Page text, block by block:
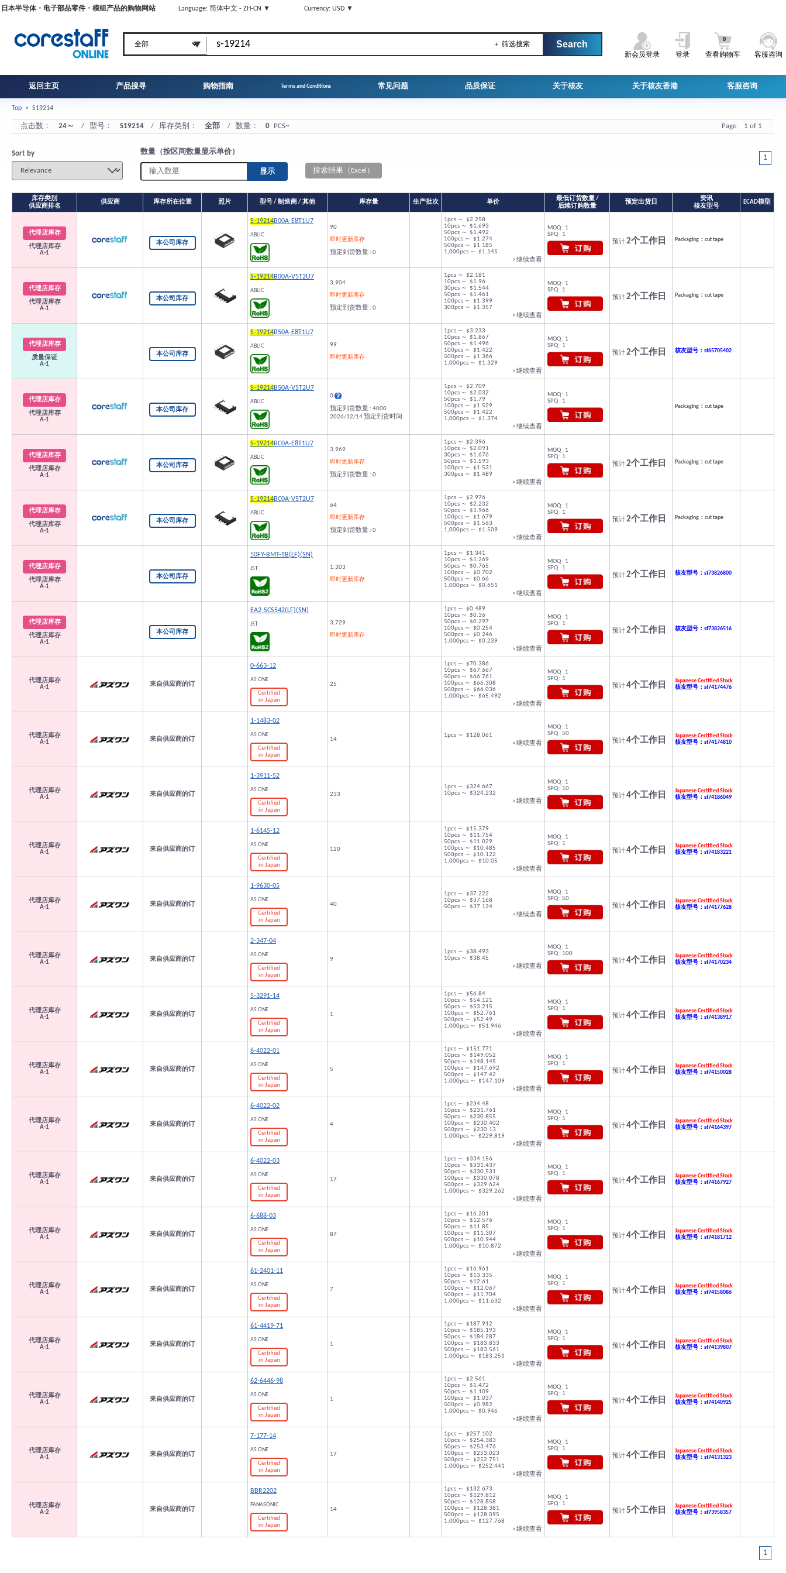
日本半导体・电子部品零件・模组产品的购物网站 Language: 简体中文 - ZH-CN ▼ Currency: USD ▼
＋ 筛选搜索
新会员登录 登录 查看购物车
0
客服咨询
返回主页 产品搜寻 购物指南 Terms and Conditions 常见问题 品质保证 关于核友 关于核友香港 客服咨询
Top > S19214
点击数： 24～ / 型号： S19214 / 库存类别： 全部 / 数量： 0 PCS~ Page 1 of 1
Sort by 数量（按区间数量显示单价）
搜索结果（Excel）
1
库存类别
供应商排名
供应商 库存所在位置 照片 型号 / 制造商 / 其他 库存量 生产批次 单价
最低订货数量 /
后续订购数量
预定出货日
资讯
核友型号
ECAD模型
代理店库存
代理店库存
A-1
本公司库存
S-19214B00A-E8T1U7
ABLIC
90
即时更新库存
预定到货数量 : 0
1pcs ～ $2.258
10pcs ～ $1.693
50pcs ～ $1.492
100pcs ～ $1.274
500pcs ～ $1.185
1,000pcs ～ $1.145
> 继续查看
MOQ : 1
SPQ : 1
预计2个工作日 Packaging：cut tape
代理店库存
代理店库存
A-1
本公司库存
S-19214B00A-V5T2U7
ABLIC
3,904
即时更新库存
预定到货数量 : 0
1pcs ～ $2.181
10pcs ～ $1.96
30pcs ～ $1.544
50pcs ～ $1.461
100pcs ～ $1.399
300pcs ～ $1.357
> 继续查看
MOQ : 1
SPQ : 1
预计2个工作日 Packaging：cut tape
代理店库存
质量保证
A-1
本公司库存
S-19214B50A-E8T1U7
ABLIC
99
即时更新库存
1pcs ～ $3.233
10pcs ～ $1.867
50pcs ～ $1.496
100pcs ～ $1.422
500pcs ～ $1.366
1,000pcs ～ $1.329
> 继续查看
MOQ : 1
SPQ : 1
预计2个工作日 核友型号：st65705402
代理店库存
代理店库存
A-1
本公司库存
S-19214B50A-V5T2U7
ABLIC
0
预定到货数量 : 4000
2026/12/14 预定到货时间
1pcs ～ $2.709
10pcs ～ $2.032
50pcs ～ $1.79
100pcs ～ $1.529
500pcs ～ $1.422
1,000pcs ～ $1.374
> 继续查看
MOQ : 1
SPQ : 1
Packaging：cut tape
代理店库存
代理店库存
A-1
本公司库存
S-19214BC0A-E8T1U7
ABLIC
3,969
即时更新库存
预定到货数量 : 0
1pcs ～ $2.396
10pcs ～ $2.091
30pcs ～ $1.676
50pcs ～ $1.593
100pcs ～ $1.531
300pcs ～ $1.489
> 继续查看
MOQ : 1
SPQ : 1
预计2个工作日 Packaging：cut tape
代理店库存
代理店库存
A-1
本公司库存
S-19214BC0A-V5T2U7
ABLIC
64
即时更新库存
预定到货数量 : 0
1pcs ～ $2.976
10pcs ～ $2.232
50pcs ～ $1.966
100pcs ～ $1.679
500pcs ～ $1.563
1,000pcs ～ $1.509
> 继续查看
MOQ : 1
SPQ : 1
预计2个工作日 Packaging：cut tape
代理店库存
代理店库存
A-1
本公司库存
50FY-BMT-TB(LF)(SN)
JST
1,303
即时更新库存
1pcs ～ $1.341
10pcs ～ $1.269
50pcs ～ $0.765
100pcs ～ $0.702
500pcs ～ $0.66
1,000pcs ～ $0.651
> 继续查看
MOQ : 1
SPQ : 1
预计2个工作日 核友型号：st73826800
代理店库存
代理店库存
A-1
本公司库存
EA2-SCS542(LF)(SN)
JST
3,729
即时更新库存
1pcs ～ $0.489
10pcs ～ $0.36
50pcs ～ $0.297
100pcs ～ $0.254
500pcs ～ $0.246
1,000pcs ～ $0.239
> 继续查看
MOQ : 1
SPQ : 1
预计2个工作日 核友型号：st73826516
代理店库存
A-1
来自供应商的订
0-663-12
AS ONE
Certified
in Japan
25
1pcs ～ $70.386
10pcs ～ $67.667
50pcs ～ $66.761
100pcs ～ $66.308
500pcs ～ $66.036
1,000pcs ～ $65.492
> 继续查看
MOQ : 1
SPQ : 1
预计4个工作日
Japanese Certified Stock
核友型号：st74174476
代理店库存
A-1
来自供应商的订
1-1483-02
AS ONE
Certified
in Japan
14
1pcs ～ $128.061
> 继续查看
MOQ : 1
SPQ : 50
预计4个工作日
Japanese Certified Stock
核友型号：st74174810
代理店库存
A-1
来自供应商的订
1-3911-52
AS ONE
Certified
in Japan
233
1pcs ～ $324.667
10pcs ～ $324.232
> 继续查看
MOQ : 1
SPQ : 10
预计4个工作日
Japanese Certified Stock
核友型号：st74186049
代理店库存
A-1
来自供应商的订
1-6145-12
AS ONE
Certified
in Japan
120
1pcs ～ $15.379
10pcs ～ $11.754
50pcs ～ $11.029
100pcs ～ $10.485
500pcs ～ $10.122
1,000pcs ～ $10.05
> 继续查看
MOQ : 1
SPQ : 1
预计4个工作日
Japanese Certified Stock
核友型号：st74183221
代理店库存
A-1
来自供应商的订
1-9630-05
AS ONE
Certified
in Japan
40
1pcs ～ $37.222
10pcs ～ $37.168
50pcs ～ $37.124
> 继续查看
MOQ : 1
SPQ : 50
预计4个工作日
Japanese Certified Stock
核友型号：st74177628
代理店库存
A-1
来自供应商的订
2-347-04
AS ONE
Certified
in Japan
9
1pcs ～ $38.493
10pcs ～ $38.45
> 继续查看
MOQ : 1
SPQ : 100
预计4个工作日
Japanese Certified Stock
核友型号：st74170234
代理店库存
A-1
来自供应商的订
5-3291-14
AS ONE
Certified
in Japan
1
1pcs ～ $56.84
10pcs ～ $54.121
50pcs ～ $53.215
100pcs ～ $52.761
500pcs ～ $52.49
1,000pcs ～ $51.946
> 继续查看
MOQ : 1
SPQ : 1
预计4个工作日
Japanese Certified Stock
核友型号：st74138917
代理店库存
A-1
来自供应商的订
6-4022-01
AS ONE
Certified
in Japan
5
1pcs ～ $151.771
10pcs ～ $149.052
50pcs ～ $148.145
100pcs ～ $147.692
500pcs ～ $147.42
1,000pcs ～ $147.109
> 继续查看
MOQ : 1
SPQ : 1
预计4个工作日
Japanese Certified Stock
核友型号：st74150028
代理店库存
A-1
来自供应商的订
6-4022-02
AS ONE
Certified
in Japan
4
1pcs ～ $234.48
10pcs ～ $231.761
50pcs ～ $230.855
100pcs ～ $230.402
500pcs ～ $230.13
1,000pcs ～ $229.819
> 继续查看
MOQ : 1
SPQ : 1
预计4个工作日
Japanese Certified Stock
核友型号：st74164397
代理店库存
A-1
来自供应商的订
6-4022-03
AS ONE
Certified
in Japan
17
1pcs ～ $334.156
10pcs ～ $331.437
50pcs ～ $330.531
100pcs ～ $330.078
500pcs ～ $329.624
1,000pcs ～ $329.262
> 继续查看
MOQ : 1
SPQ : 1
预计4个工作日
Japanese Certified Stock
核友型号：st74167927
代理店库存
A-1
来自供应商的订
6-688-03
AS ONE
Certified
in Japan
87
1pcs ～ $16.201
10pcs ～ $12.576
50pcs ～ $11.85
100pcs ～ $11.307
500pcs ～ $10.944
1,000pcs ～ $10.872
> 继续查看
MOQ : 1
SPQ : 1
预计4个工作日
Japanese Certified Stock
核友型号：st74181712
代理店库存
A-1
来自供应商的订
61-2401-11
AS ONE
Certified
in Japan
7
1pcs ～ $16.961
10pcs ～ $13.335
50pcs ～ $12.61
100pcs ～ $12.067
500pcs ～ $11.704
1,000pcs ～ $11.632
> 继续查看
MOQ : 1
SPQ : 1
预计4个工作日
Japanese Certified Stock
核友型号：st74158086
代理店库存
A-1
来自供应商的订
61-4419-71
AS ONE
Certified
in Japan
1
1pcs ～ $187.912
10pcs ～ $185.193
50pcs ～ $184.287
100pcs ～ $183.833
500pcs ～ $183.561
1,000pcs ～ $183.251
> 继续查看
MOQ : 1
SPQ : 1
预计4个工作日
Japanese Certified Stock
核友型号：st74139807
代理店库存
A-1
来自供应商的订
62-6446-98
AS ONE
Certified
in Japan
1
1pcs ～ $2.561
10pcs ～ $1.472
50pcs ～ $1.109
100pcs ～ $1.037
500pcs ～ $0.982
1,000pcs ～ $0.946
> 继续查看
MOQ : 1
SPQ : 1
预计4个工作日
Japanese Certified Stock
核友型号：st74140925
代理店库存
A-1
来自供应商的订
7-177-14
AS ONE
Certified
in Japan
17
1pcs ～ $257.102
10pcs ～ $254.383
50pcs ～ $253.476
100pcs ～ $253.023
500pcs ～ $252.751
1,000pcs ～ $252.441
> 继续查看
MOQ : 1
SPQ : 1
预计4个工作日
Japanese Certified Stock
核友型号：st74131323
代理店库存
A-2
来自供应商的订
BBR2202
PANASONIC
Certified
in Japan
14
1pcs ～ $132.673
10pcs ～ $129.812
50pcs ～ $128.858
100pcs ～ $128.381
500pcs ～ $128.095
1,000pcs ～ $127.768
> 继续查看
MOQ : 1
SPQ : 1
预计5个工作日
Japanese Certified Stock
核友型号：st73958357
1